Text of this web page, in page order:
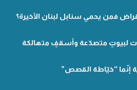
فمن يحمي سنابل لبنان الأخيرة؟
لبيوتٍ متصدّعة وأسقفٍ متهالكة
إنّما “خيّاطة القصص”